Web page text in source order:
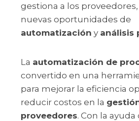
gestiona a los
nuevas oportunidades de
automatización y análisis
La automatización de
convertido en una
para mejorar la eficiencia
reducir costos en la
proveedores. Con la ayuda